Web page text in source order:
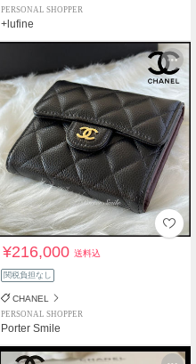
PERSONAL SHOPPER
+lufine
¥216,000送料込
関税負担なし
CHANEL
PERSONAL SHOPPER
Porter Smile